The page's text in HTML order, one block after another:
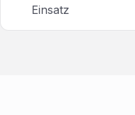
Einsatz